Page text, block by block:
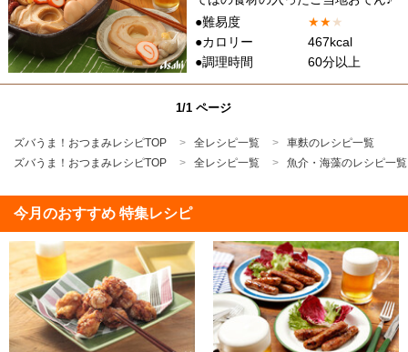
●難易度
★★★
●カロリー
467kcal
●調理時間
60分以上
1/1 ページ
ズバうま！おつまみレシピTOP 全レシピ一覧
車麩のレシピ一覧
ズバうま！おつまみレシピTOP
全レシピ一覧 魚介・海藻のレシピ一覧
今月のおすすめ 特集レシピ